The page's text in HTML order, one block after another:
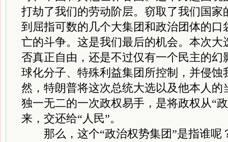
打劫了我们的劳动阶层。窃取了我们国家
到屈指可数的几个大集团和政治团体的口
亡的斗争。这是我们最后的机会。本次大
否真正自由，还是不过仅有一个民主的幻
球化分子、特殊利益集团所控制，并侵
然，特朗普将这次总统大选以及他本人的
独一无二的一次政权易手，是将政权从“
来，交还给“人民”。
那么，这个“政治权势集团”是指谁呢